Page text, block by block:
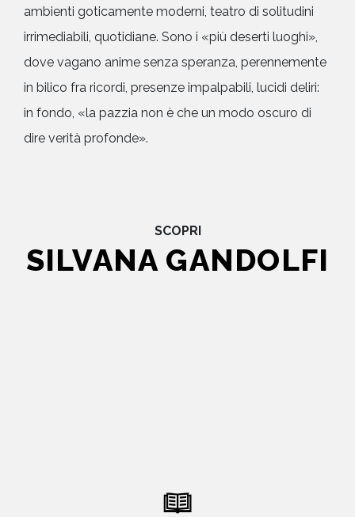
ambienti goticamente moderni, teatro di solitudini
irrimediabili, quotidiane. Sono i «più deserti luoghi»,
dove vagano anime senza speranza, perennemente
in bilico fra ricordi, presenze impalpabili, lucidi deliri:
in fondo, «la pazzia non è che un modo oscuro di
dire verità profonde».
SCOPRI
SILVANA GANDOLFI